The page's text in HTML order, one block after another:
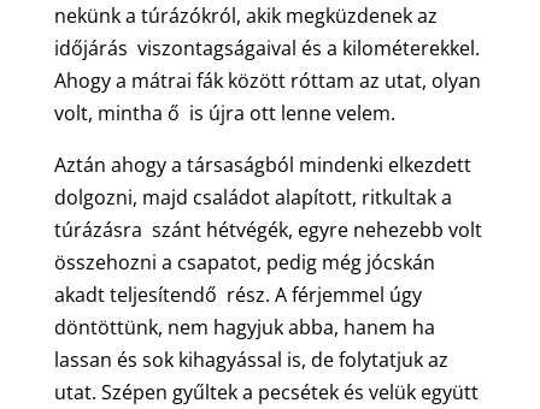
nekünk a túrázókról, akik megküzdenek az
időjárás viszontagságaival és a kilométerekkel.
Ahogy a mátrai fák között róttam az utat, olyan
volt, mintha ő is újra ott lenne velem.
Aztán ahogy a társaságból mindenki elkezdett
dolgozni, majd családot alapított, ritkultak a
túrázásra szánt hétvégék, egyre nehezebb volt
összehozni a csapatot, pedig még jócskán
akadt teljesítendő rész. A férjemmel úgy
döntöttünk, nem hagyjuk abba, hanem ha
lassan és sok kihagyással is, de folytatjuk az
utat. Szépen gyűltek a pecsétek és velük együtt